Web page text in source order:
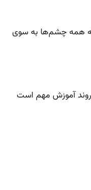
که همه چشم‌ها به سوی
روند آموزش مهم است